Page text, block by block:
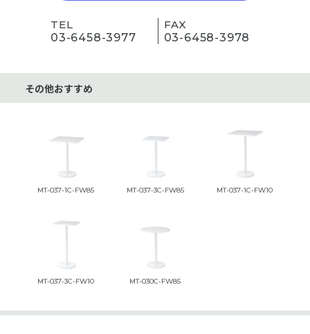
TEL
03-6458-3977
FAX
03-6458-3978
その他おすすめ
MT-037-1C-FW85 MT-037-3C-FW85 MT-037-1C-FW10
MT-037-3C-FW10 MT-030C-FW85